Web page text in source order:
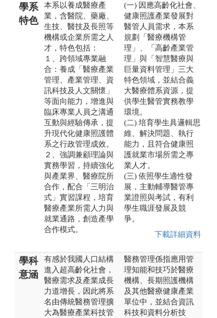
學系
特色
本系以養成醫療產
業，含醫院、藥廠、
生技、醫技及長照等
機構或企業所需之人
才，特色包括：
１、跨領域專業融
合：養成「醫療產業
管理、產業管理、資
訊科技及人文關懷」
等面向能力，增進與
臨床專業人員之溝通
互動與經驗傳承，提
升現代化健康照護體
系之行政管理成效。
２、強調兼顧理論與
實務學習，持續強化
與產業界、醫療院所
合作，配合「三明治
式」實習課程，培育
醫療產業所需人力與
就業通路，創造產學
合作模式。
(一) 因應高齡化社會、
健康照護產業發展對
醫管人員需求，本系
規劃「醫療機構管
理」、「高齡產業管
理」與「智慧醫療與
巨量資料管理」三大
特色領域，並結合義
大醫療體系資源，提
供學生醫管實務教學
環境。
(二) 培育學生具邏輯思
維、解決問題、執行
能力，且符合健康照
護就業市場所需之專
業人才。
(三) 依照學生適性發
展，主動輔導醫管專
業證照與考試，有利
學生職涯發展及競
爭。
下載詳細資料
學科
意涵
有感於我國人口結構
進入超高齡化社會，
醫療需求及產業成長
力道增長，因此將系
名由傳統醫務管理擴
大為醫療產業科技管
醫務管理係指應用管
理知能和技巧於醫療
機構、長期照護機構
及其他醫療健康產業
單位中，並結合資訊
科技和資料分析技